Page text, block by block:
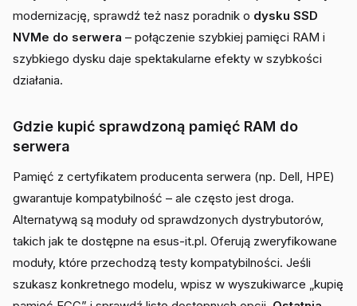
modernizację, sprawdź też nasz poradnik o dysku SSD
NVMe do serwera – połączenie szybkiej pamięci RAM i
szybkiego dysku daje spektakularne efekty w szybkości
działania.
Gdzie kupić sprawdzoną pamięć RAM do
serwera
Pamięć z certyfikatem producenta serwera (np. Dell, HPE)
gwarantuje kompatybilność – ale często jest droga.
Alternatywą są moduły od sprawdzonych dystrybutorów,
takich jak te dostępne na esus-it.pl. Oferują zweryfikowane
moduły, które przechodzą testy kompatybilności. Jeśli
szukasz konkretnego modelu, wpisz w wyszukiwarce „kupię